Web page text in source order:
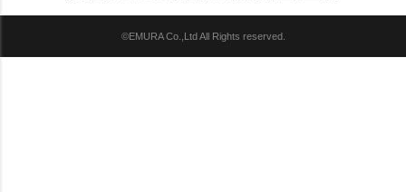
©EMURA Co.,Ltd All Rights reserved.